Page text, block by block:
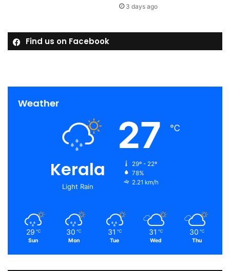
3 days ago
Find us on Facebook
Weather
Kerala
Light Rain
27 ℃
29º - 22º
78%
2.21 km/h
29 ℃
Sun
30 ℃
Mon
31 ℃
Tue
31 ℃
Wed
30 ℃
Thu